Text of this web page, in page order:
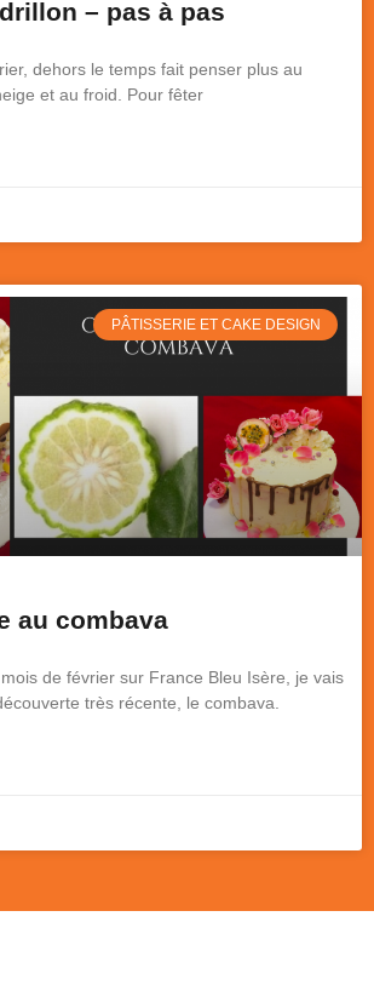
– pas à pas
dehors le temps fait penser plus au
et au froid. Pour fêter
PÂTISSERIE ET CAKE DESIGN
au combava
mois de février sur France Bleu Isère, je vais
très récente, le combava.